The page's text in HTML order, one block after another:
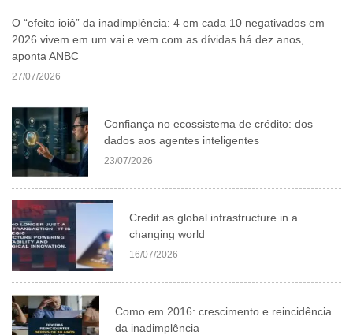
O “efeito ioiô” da inadimplência: 4 em cada 10 negativados em
2026 vivem em um vai e vem com as dívidas há dez anos,
aponta ANBC
27/07/2026
Confiança no ecossistema de crédito: dos
dados aos agentes inteligentes
23/07/2026
Credit as global infrastructure in a
changing world
16/07/2026
Como em 2016: crescimento e reincidência
da inadimplência